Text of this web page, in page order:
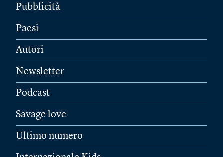
Pubblicità
Paesi
Autori
Newsletter
Podcast
Savage love
Ultimo numero